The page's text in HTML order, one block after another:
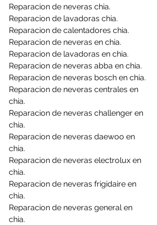
Reparacion de neveras chia.
Reparacion de lavadoras chia.
Reparacion de calentadores chia.
Reparacion de neveras en chia.
Reparacion de lavadoras en chia.
Reparacion de neveras abba en chia.
Reparacion de neveras bosch en chia.
Reparacion de neveras centrales en
chia.
Reparacion de neveras challenger en
chia.
Reparacion de neveras daewoo en
chia.
Reparacion de neveras electrolux en
chia.
Reparacion de neveras frigidaire en
chia.
Reparacion de neveras general en
chia.